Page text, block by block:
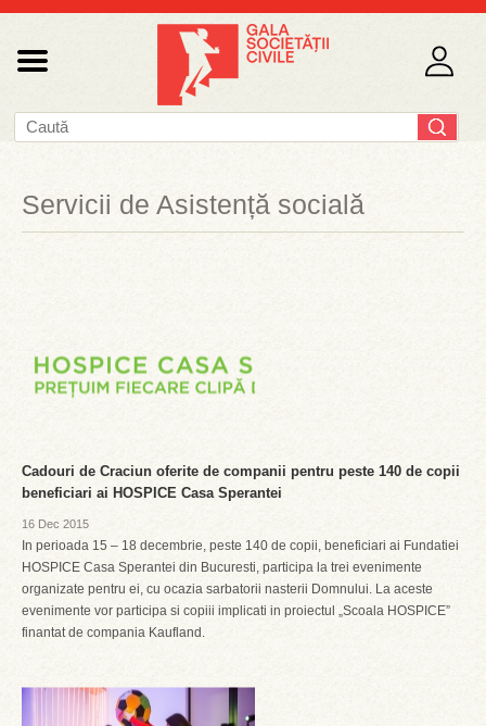
Servicii de Asistență socială
Cadouri de Craciun oferite de companii pentru peste 140 de copii
beneficiari ai HOSPICE Casa Sperantei
16 Dec 2015
In perioada 15 – 18 decembrie, peste 140 de copii, beneficiari ai Fundatiei
HOSPICE Casa Sperantei din Bucuresti, participa la trei evenimente
organizate pentru ei, cu ocazia sarbatorii nasterii Domnului. La aceste
evenimente vor participa si copiii implicati in proiectul „Scoala HOSPICE”
finantat de compania Kaufland.